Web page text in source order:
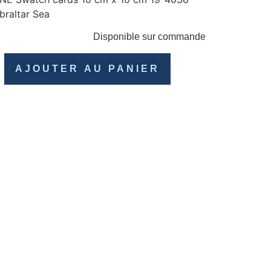
Sea
Disponible sur commande
AJOUTER AU PANIER